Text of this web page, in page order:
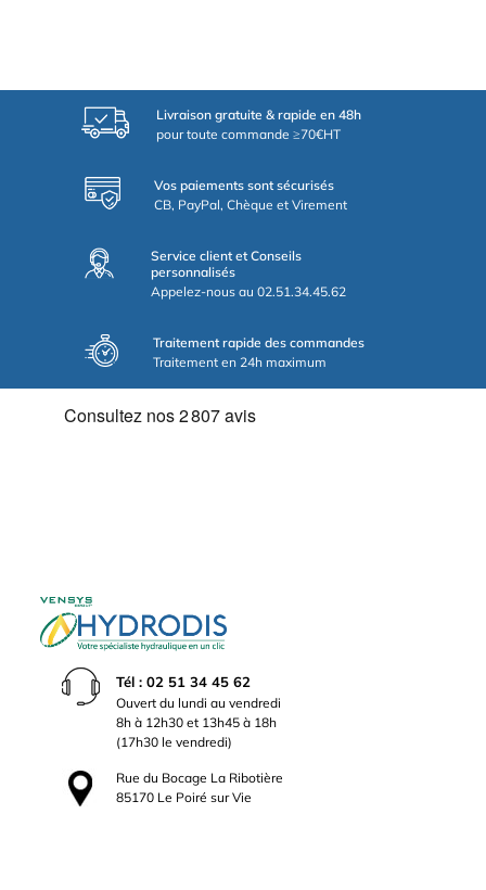
Livraison gratuite & rapide en 48h
pour toute commande ≥70€HT
Vos paiements sont sécurisés
CB, PayPal, Chèque et Virement
Service client et Conseils
personnalisés
Appelez-nous au 02.51.34.45.62
Traitement rapide des commandes
Traitement en 24h maximum
Tél : 02 51 34 45 62
Ouvert du lundi au vendredi
8h à 12h30 et 13h45 à 18h
(17h30 le vendredi)
Rue du Bocage La Ribotière
85170 Le Poiré sur Vie